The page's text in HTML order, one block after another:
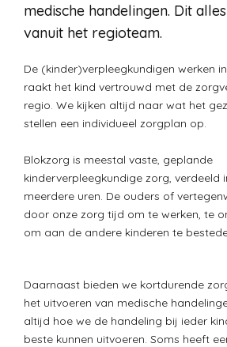
medische handelingen. Dit
vanuit het regioteam.
De (kinder)verpleegkundigen werken
raakt het kind vertrouwd met de
regio. We kijken altijd naar wat het
stellen een individueel zorgplan op.
Blokzorg is meestal vaste, geplande
kinderverpleegkundige zorg, verdeeld
meerdere uren. De ouders of
door onze zorg tijd om te werken, te
om aan de andere kinderen te
Daarnaast bieden we kortdurende
het uitvoeren van medische
altijd hoe we de handeling bij ieder
beste kunnen uitvoeren. Soms heeft